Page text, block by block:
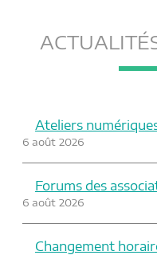
Ateliers
6 août 2026
Forums des
6 août 2026
Changement